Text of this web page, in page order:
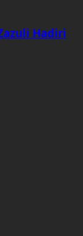
Hadiri